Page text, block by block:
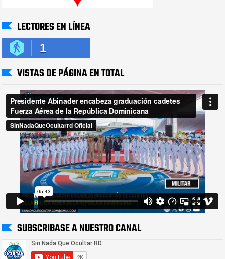
LECTORES EN LÍNEA
1
VISTAS DE PÁGINA EN TOTAL
SUBSCRIBASE A NUESTRO CANAL